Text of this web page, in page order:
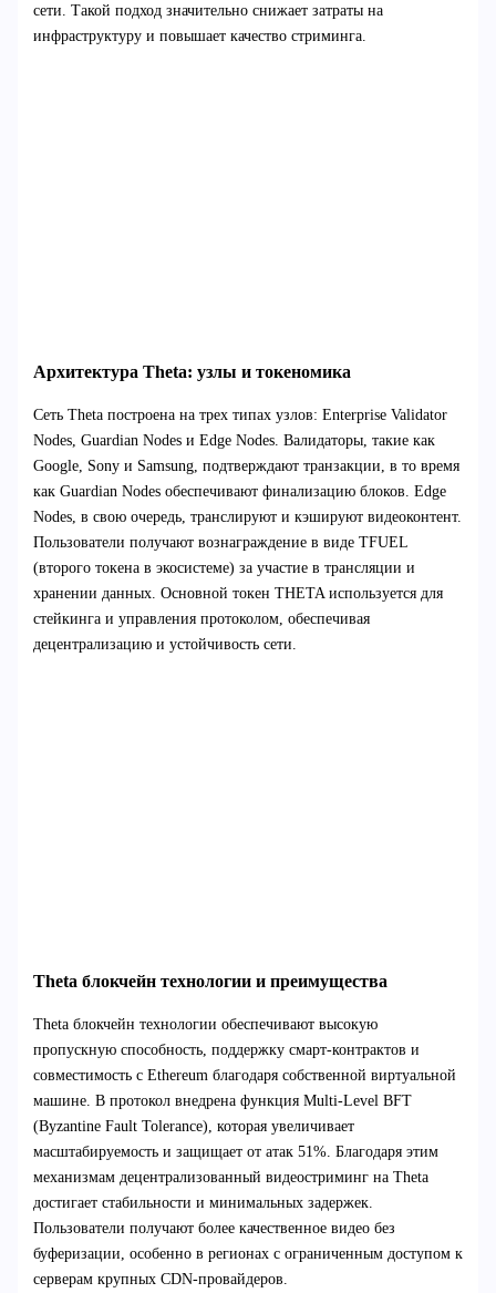
сети. Такой подход значительно снижает затраты на
инфраструктуру и повышает качество стриминга.
Архитектура Theta: узлы и токеномика
Сеть Theta построена на трех типах узлов: Enterprise Validator
Nodes, Guardian Nodes и Edge Nodes. Валидаторы, такие как
Google, Sony и Samsung, подтверждают транзакции, в то время
как Guardian Nodes обеспечивают финализацию блоков. Edge
Nodes, в свою очередь, транслируют и кэшируют видеоконтент.
Пользователи получают вознаграждение в виде TFUEL
(второго токена в экосистеме) за участие в трансляции и
хранении данных. Основной токен THETA используется для
стейкинга и управления протоколом, обеспечивая
децентрализацию и устойчивость сети.
Theta блокчейн технологии и преимущества
Theta блокчейн технологии обеспечивают высокую
пропускную способность, поддержку смарт-контрактов и
совместимость с Ethereum благодаря собственной виртуальной
машине. В протокол внедрена функция Multi-Level BFT
(Byzantine Fault Tolerance), которая увеличивает
масштабируемость и защищает от атак 51%. Благодаря этим
механизмам децентрализованный видеостриминг на Theta
достигает стабильности и минимальных задержек.
Пользователи получают более качественное видео без
буферизации, особенно в регионах с ограниченным доступом к
серверам крупных CDN-провайдеров.